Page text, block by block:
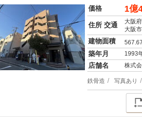
価格
1億
住所 交通
大阪
大阪
建物面積
築年月 1993
店舗名 株式
鉄骨造 写真あり